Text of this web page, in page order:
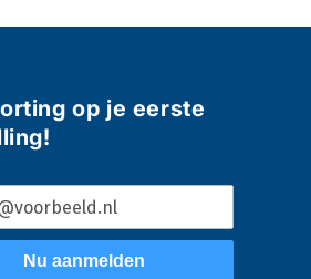
op je eerste
Nu aanmelden